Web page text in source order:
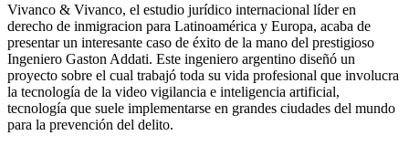
Vivanco & Vivanco, el estudio jurídico internacional líder en
derecho de inmigracion para Latinoamérica y Europa, acaba de
presentar un interesante caso de éxito de la mano del prestigioso
Ingeniero Gaston Addati. Este ingeniero argentino diseñó un
proyecto sobre el cual trabajó toda su vida profesional que involucra
la tecnología de la video vigilancia e inteligencia artificial,
tecnología que suele implementarse en grandes ciudades del mundo
para la prevención del delito.